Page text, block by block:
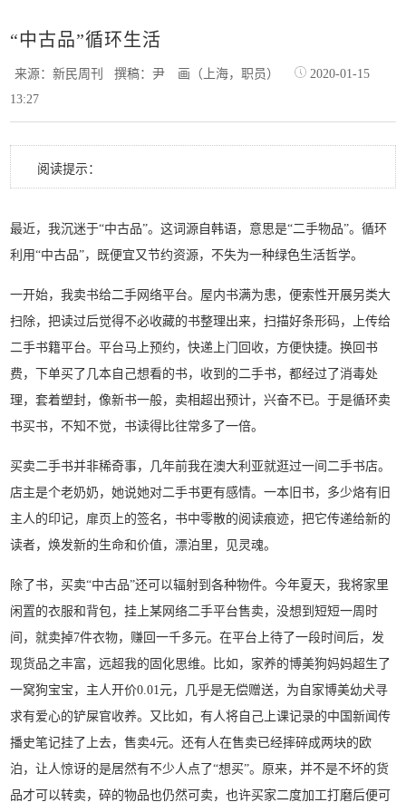
“中古品”循环生活
来源：新民周刊撰稿：尹 画（上海，职员）
2020-01-15
13:27
阅读提示：
最近，我沉迷于“中古品”。这词源自韩语，意思是“二手物品”。循环
利用“中古品”，既便宜又节约资源，不失为一种绿色生活哲学。
一开始，我卖书给二手网络平台。屋内书满为患，便索性开展另类大
扫除，把读过后觉得不必收藏的书整理出来，扫描好条形码，上传给
二手书籍平台。平台马上预约，快递上门回收，方便快捷。换回书
费，下单买了几本自己想看的书，收到的二手书，都经过了消毒处
理，套着塑封，像新书一般，卖相超出预计，兴奋不已。于是循环卖
书买书，不知不觉，书读得比往常多了一倍。
买卖二手书并非稀奇事，几年前我在澳大利亚就逛过一间二手书店。
店主是个老奶奶，她说她对二手书更有感情。一本旧书，多少烙有旧
主人的印记，扉页上的签名，书中零散的阅读痕迹，把它传递给新的
读者，焕发新的生命和价值，漂泊里，见灵魂。
除了书，买卖“中古品”还可以辐射到各种物件。今年夏天，我将家里
闲置的衣服和背包，挂上某网络二手平台售卖，没想到短短一周时
间，就卖掉7件衣物，赚回一千多元。在平台上待了一段时间后，发
现货品之丰富，远超我的固化思维。比如，家养的博美狗妈妈超生了
一窝狗宝宝，主人开价0.01元，几乎是无偿赠送，为自家博美幼犬寻
求有爱心的铲屎官收养。又比如，有人将自己上课记录的中国新闻传
播史笔记挂了上去，售卖4元。还有人在售卖已经摔碎成两块的欧
泊，让人惊讶的是居然有不少人点了“想买”。原来，并不是不坏的货
品才可以转卖，碎的物品也仍然可卖，也许买家二度加工打磨后便可